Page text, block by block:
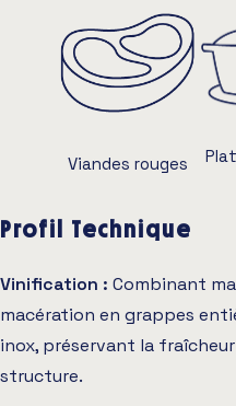
Viandes rouges
Profil Technique
Vinification : Combinant
macération en grappes
inox, préservant la
structure.